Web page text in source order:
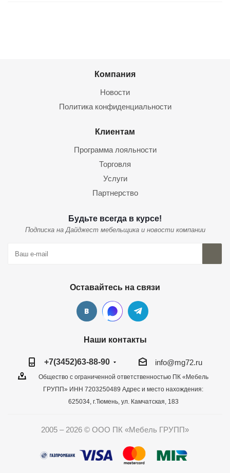
Компания
Новости
Политика конфиденциальности
Клиентам
Программа лояльности
Торговля
Услуги
Партнерство
Будьте всегда в курсе!
Подписка на Дайджест мебельщика и новости компании
Оставайтесь на связи
Наши контакты
+7(3452)63-88-90 info@mg72.ru
Общество с ограниченной ответственностью ПК «Мебель
ГРУПП» ИНН 7203250489 Адрес и место нахождения:
625034, г.Тюмень, ул. Камчатская, 183
2005 – 2026 © ООО ПК «Мебель ГРУПП»